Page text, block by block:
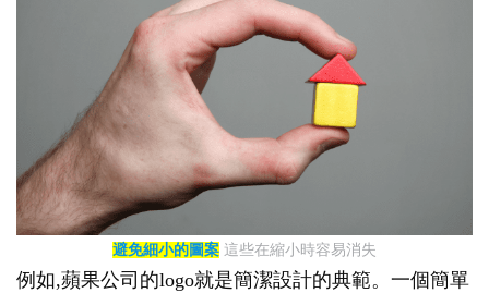
避免細小的圖案 這些在縮小時容易消失
例如,蘋果公司的logo就是簡潔設計的典範。一個簡單